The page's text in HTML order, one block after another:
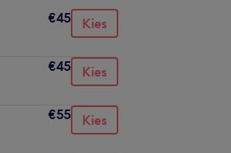
€45 Kies
€45 Kies
€55 Kies